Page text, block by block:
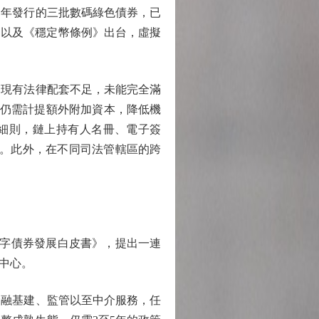
發行的三批數碼綠色債券，已
及《穩定幣條例》出台，虛擬
有法律配套不足，未能完全滿
需計提額外附加資本，降低機
則，鏈上持有人名冊、電子簽
此外，在不同司法管轄區的跨
券發展白皮書》，提出一連
心。
基建、監管以至中介服務，任